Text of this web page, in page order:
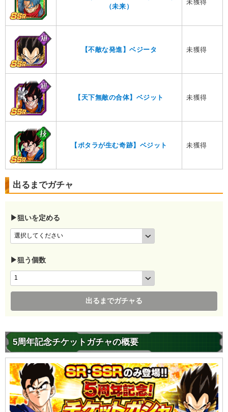
（未来）
未獲得
【不敵な発進】ベジータ 未獲得
【天下無敵の合体】ベジット 未獲得
【ポタラが生む奇跡】ベジット 未獲得
出るまでガチャ
▶狙いを定める
▶狙う個数
出るまでガチャる
5周年記念チケットガチャの概要